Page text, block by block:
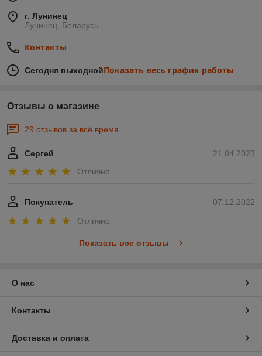
г. Лунинец
Лунинец, Беларусь
Контакты
Сегодня выходнойПоказать весь график работы
Отзывы о магазине
29 отзывов за всё время
21.04.2023
Сергей
Отлично
07.12.2022
Покупатель
Отлично
Показать все отзывы
О нас
Контакты
Доставка и оплата